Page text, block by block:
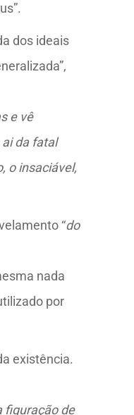
dos ideais
e vê
da fatal
o insaciável,
“do
nada
por
existência.
figuração de